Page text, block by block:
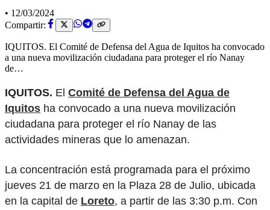
• 12/03/2024
Compartir:
IQUITOS. El Comité de Defensa del Agua de Iquitos ha convocado
a una nueva movilización ciudadana para proteger el río Nanay
de…
IQUITOS. El Comité de Defensa del Agua de
Iquitos ha convocado a una nueva movilización
ciudadana para proteger el río Nanay de las
actividades mineras que lo amenazan.
La concentración está programada para el próximo
jueves 21 de marzo en la Plaza 28 de Julio, ubicada
en la capital de Loreto, a partir de las 3:30 p.m. Con